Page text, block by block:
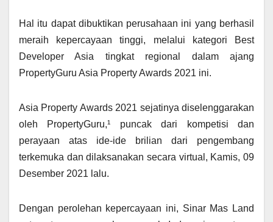
Hal itu dapat dibuktikan perusahaan ini yang berhasil
meraih kepercayaan tinggi, melalui kategori Best
Developer Asia tingkat regional dalam ajang
PropertyGuru Asia Property Awards 2021 ini.
Asia Property Awards 2021 sejatinya diselenggarakan
oleh PropertyGuru,¹ puncak dari kompetisi dan
perayaan atas ide-ide brilian dari pengembang
terkemuka dan dilaksanakan secara virtual, Kamis, 09
Desember 2021 lalu.
Dengan perolehan kepercayaan ini, Sinar Mas Land